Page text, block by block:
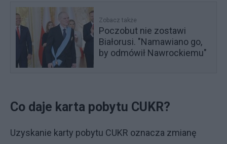
Zobacz także
Poczobut nie zostawi
Białorusi. "Namawiano go,
by odmówił Nawrockiemu"
Co daje karta pobytu CUKR?
Uzyskanie karty pobytu CUKR oznacza zmianę